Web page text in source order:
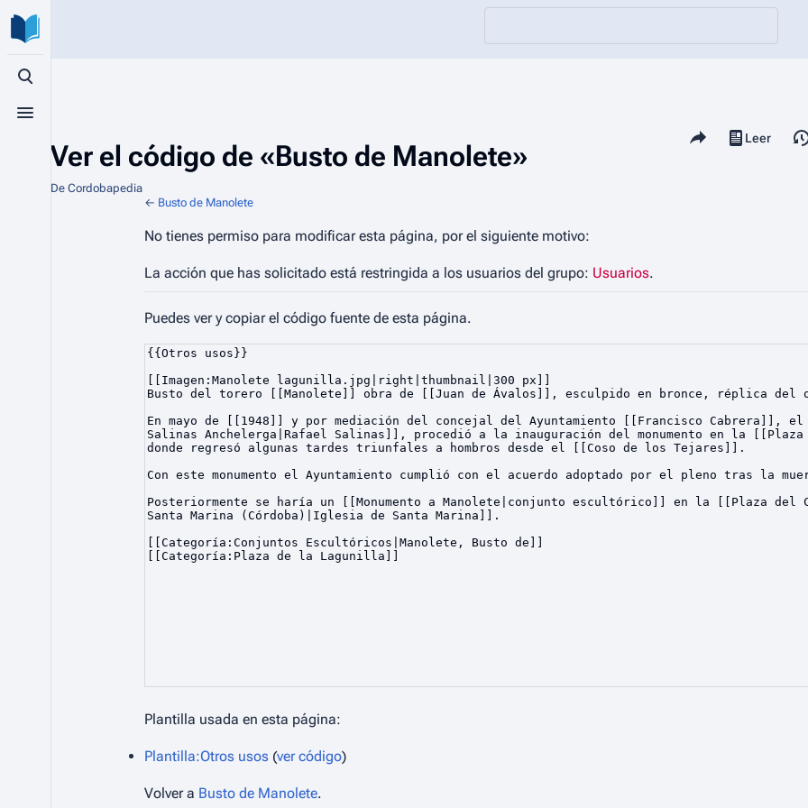
Búsqueda alternativa
Menú alternativo
Ver el código de «Busto de Manolete»
De Cordobapedia
Comparte esta página
Vistas
Leer
Ver
← Busto de Manolete
No tienes permiso para modificar esta página, por el siguiente motivo:
La acción que has solicitado está restringida a los usuarios del grupo: Usuarios.
Puedes ver y copiar el código fuente de esta página.
Plantilla usada en esta página:
Plantilla:Otros usos (ver código)
Volver a Busto de Manolete.